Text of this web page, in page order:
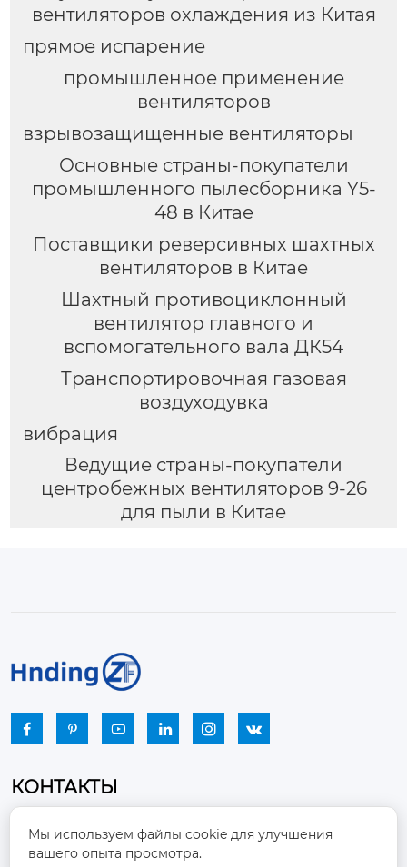
вентиляторов охлаждения из Китая
прямое испарение
промышленное применение
вентиляторов
взрывозащищенные вентиляторы
Основные страны-покупатели
промышленного пылесборника Y5-
48 в Китае
Поставщики реверсивных шахтных
вентиляторов в Китае
Шахтный противоциклонный
вентилятор главного и
вспомогательного вала ДК54
Транспортировочная газовая
воздуходувка
вибрация
Ведущие страны-покупатели
центробежных вентиляторов 9-26
для пыли в Китае
     
КОНТАКТЫ

Промышленный парк, город Наньцзяо,
район Чжоуцунь, город Цзыбо, провинция
Шаньдун
Мы используем файлы cookie для улучшения
вашего опыта просмотра.